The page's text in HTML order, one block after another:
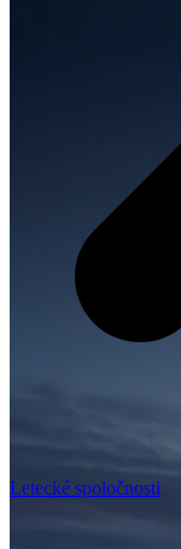
Letecké spoločnosti